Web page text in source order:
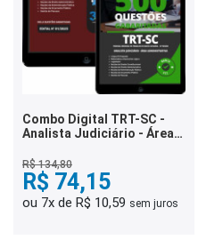
Combo Digital TRT-SC -
Analista Judiciário - Área
R$ 134,80
R$ 74,15
ou 7x de R$ 10,59 sem juros